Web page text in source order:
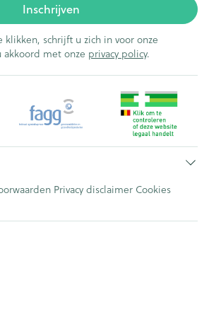
Inschrijven
klikken, schrijft u zich in voor onze
met onze privacy policy.
Privacy disclaimer Cookies